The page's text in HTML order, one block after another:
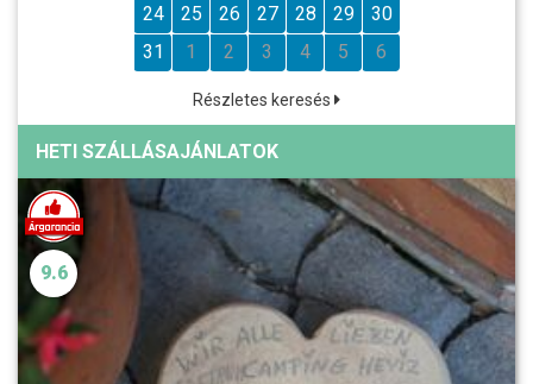
24
25 26 27 28 29
30
31
1 2 3 4 5 6
Részletes keresés
HETI SZÁLLÁSAJÁNLATOK
9.6